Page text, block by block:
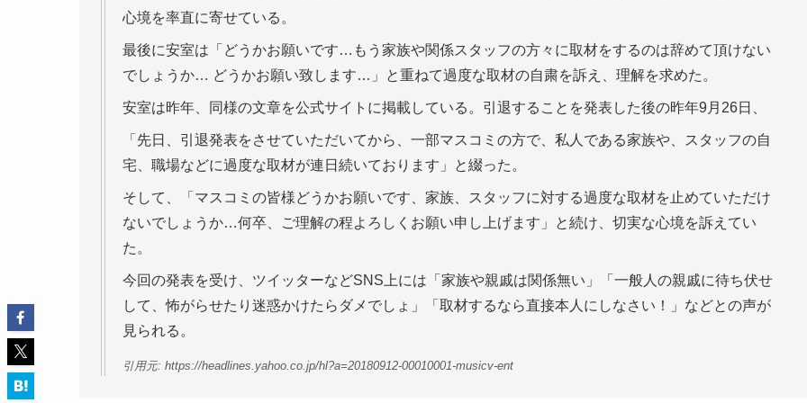
心境を率直に寄せている。
最後に安室は「どうかお願いです…もう家族や関係スタッフの方々に取材をするのは辞めて頂けない
でしょうか… どうかお願い致します…」と重ねて過度な取材の自粛を訴え、理解を求めた。
安室は昨年、同様の文章を公式サイトに掲載している。引退することを発表した後の昨年9月26日、
「先日、引退発表をさせていただいてから、一部マスコミの方で、私人である家族や、スタッフの自
宅、職場などに過度な取材が連日続いております」と綴った。
そして、「マスコミの皆様どうかお願いです、家族、スタッフに対する過度な取材を止めていただけ
ないでしょうか…何卒、ご理解の程よろしくお願い申し上げます」と続け、切実な心境を訴えてい
た。
今回の発表を受け、ツイッターなどSNS上には「家族や親戚は関係無い」「一般人の親戚に待ち伏せ
して、怖がらせたり迷惑かけたらダメでしょ」「取材するなら直接本人にしなさい！」などとの声が
見られる。
引用元: https://headlines.yahoo.co.jp/hl?a=20180912-00010001-musicv-ent